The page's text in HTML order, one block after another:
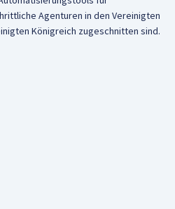
Agenturen in den Vereinigten
Königreich zugeschnitten sind.